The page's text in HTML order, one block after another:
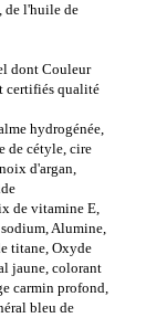
de l'huile de
dont Couleur
certifiés qualité
hydrogénée,
de cétyle, cire
d'argan,
de vitamine E,
Alumine,
titane, Oxyde
jaune, colorant
carmin profond,
bleu de